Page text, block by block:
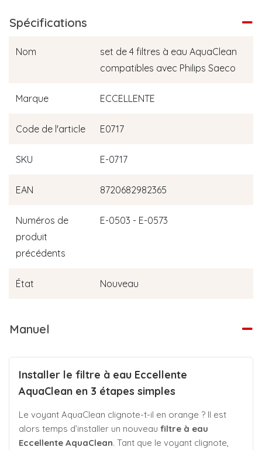
Spécifications
Nom
set de 4 filtres à eau AquaClean
compatibles avec Philips Saeco
Marque ECCELLENTE
Code de l'article E0717
SKU E-0717
EAN 8720682982365
Numéros de
produit
précédents
E-0503 - E-0573
État Nouveau
Manuel
Installer le filtre à eau Eccellente
AquaClean en 3 étapes simples
Le voyant AquaClean clignote-t-il en orange ? Il est
alors temps d’installer un nouveau filtre à eau
Eccellente AquaClean. Tant que le voyant clignote,